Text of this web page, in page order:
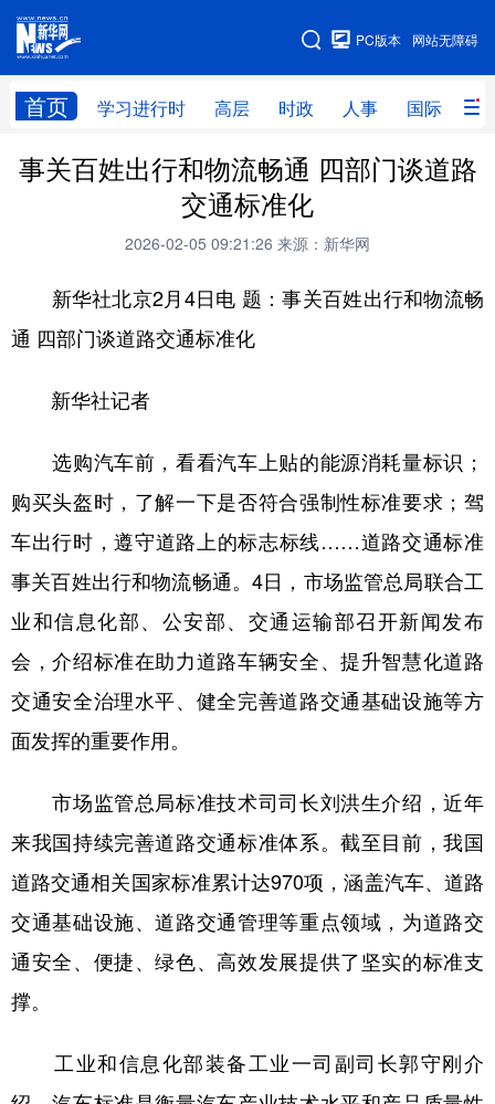
网站无障碍
PC版本
首页 学习进行时 高层 时政 人事 国际 财
网站地图
学习进行时 高层 时政 人事
财经 网评
全球连线
科技 科创 量子 体育
文化 书画
访谈
食品 人居 信息化 数字经济
学术中国 乡村振兴 银龄 溯源中国
城市 旅游 能源 会展
彩票 娱乐 时尚 悦读
公益 一带一路 亚太网 上市公司
地方频道
北京 天津 河北 山西
浙江 安徽 福建 江西
四川 贵州 云南 西藏
事关百姓出行和物流畅通 四部门谈道路
交通标准化
2026-02-05 09:21:26 来源：新华网
新华社北京2月4日电 题：事关百姓出行和物流畅
通 四部门谈道路交通标准化
新华社记者
选购汽车前，看看汽车上贴的能源消耗量标识；
购买头盔时，了解一下是否符合强制性标准要求；驾
车出行时，遵守道路上的标志标线……道路交通标准
事关百姓出行和物流畅通。4日，市场监管总局联合工
业和信息化部、公安部、交通运输部召开新闻发布
会，介绍标准在助力道路车辆安全、提升智慧化道路
交通安全治理水平、健全完善道路交通基础设施等方
面发挥的重要作用。
市场监管总局标准技术司司长刘洪生介绍，近年
来我国持续完善道路交通标准体系。截至目前，我国
道路交通相关国家标准累计达970项，涵盖汽车、道路
交通基础设施、道路交通管理等重点领域，为道路交
通安全、便捷、绿色、高效发展提供了坚实的标准支
撑。
工业和信息化部装备工业一司副司长郭守刚介